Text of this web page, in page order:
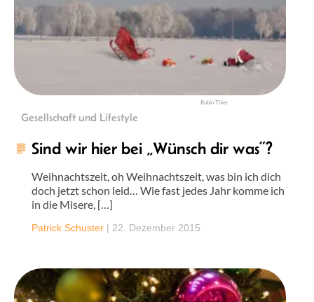
Robin Thier
Gesellschaft und Lifestyle
Sind wir hier bei „Wünsch dir was“?
Weihnachtszeit, oh Weihnachtszeit, was bin ich dich
doch jetzt schon leid… Wie fast jedes Jahr komme ich
in die Misere, […]
Patrick Schuster | 22. Dezember 2015